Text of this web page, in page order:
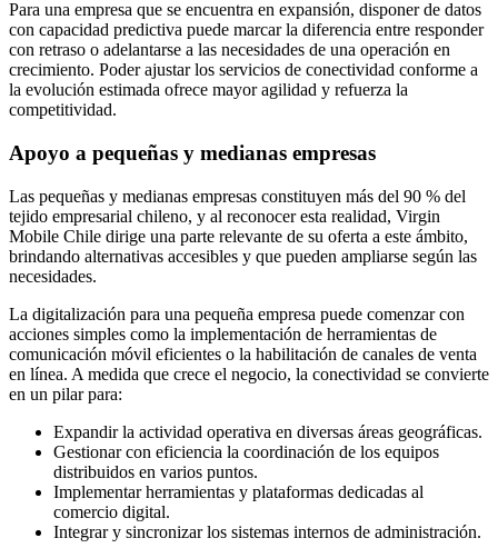
Para una empresa que se encuentra en expansión, disponer de datos
con capacidad predictiva puede marcar la diferencia entre responder
con retraso o adelantarse a las necesidades de una operación en
crecimiento. Poder ajustar los servicios de conectividad conforme a
la evolución estimada ofrece mayor agilidad y refuerza la
competitividad.
Apoyo a pequeñas y medianas empresas
Las pequeñas y medianas empresas constituyen más del 90 % del
tejido empresarial chileno, y al reconocer esta realidad, Virgin
Mobile Chile dirige una parte relevante de su oferta a este ámbito,
brindando alternativas accesibles y que pueden ampliarse según las
necesidades.
La digitalización para una pequeña empresa puede comenzar con
acciones simples como la implementación de herramientas de
comunicación móvil eficientes o la habilitación de canales de venta
en línea. A medida que crece el negocio, la conectividad se convierte
en un pilar para:
Expandir la actividad operativa en diversas áreas geográficas.
Gestionar con eficiencia la coordinación de los equipos
distribuidos en varios puntos.
Implementar herramientas y plataformas dedicadas al
comercio digital.
Integrar y sincronizar los sistemas internos de administración.